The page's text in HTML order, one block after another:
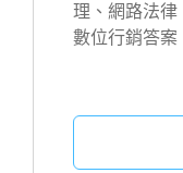
理、網路法
數位行銷答案